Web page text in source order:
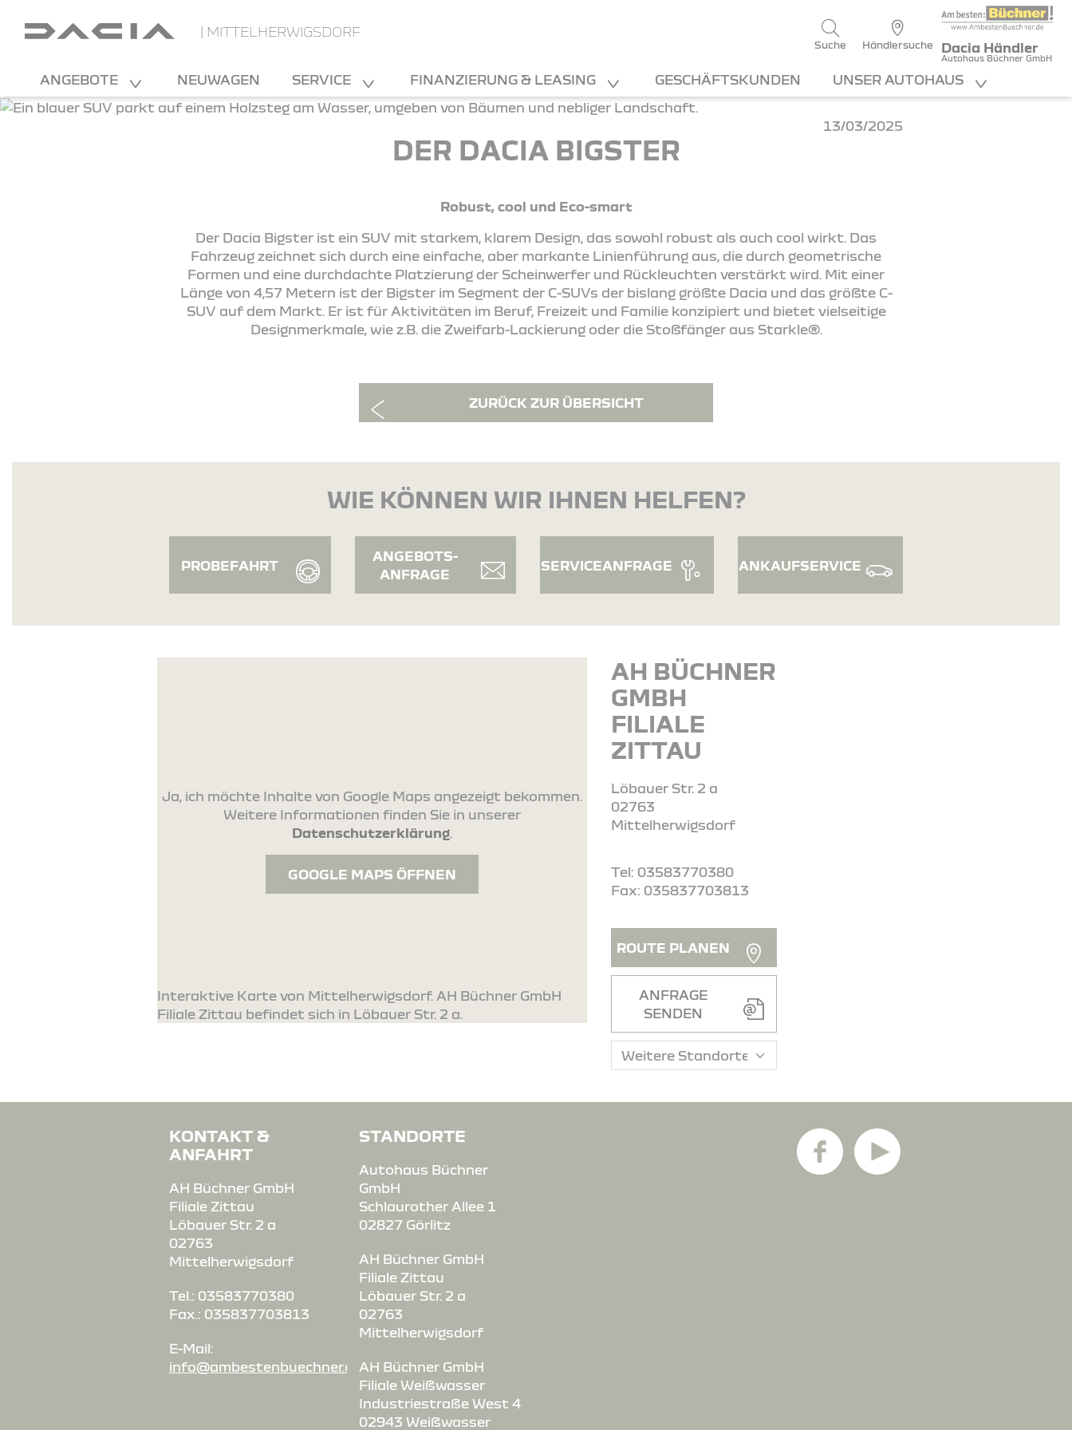
| MITTELHERWIGSDORF
Suche Händlersuche Dacia Händler
Autohaus Büchner GmbH
ANGEBOTE NEUWAGEN SERVICE FINANZIERUNG & LEASING GESCHÄFTSKUNDEN UNSER AUTOHAUS
13/03/2025
DER DACIA BIGSTER
Robust, cool und Eco-smart
Der Dacia Bigster ist ein SUV mit starkem, klarem Design, das sowohl robust als auch cool wirkt. Das
Fahrzeug zeichnet sich durch eine einfache, aber markante Linienführung aus, die durch geometrische
Formen und eine durchdachte Platzierung der Scheinwerfer und Rückleuchten verstärkt wird. Mit einer
Länge von 4,57 Metern ist der Bigster im Segment der C-SUVs der bislang größte Dacia und das größte C-
SUV auf dem Markt. Er ist für Aktivitäten im Beruf, Freizeit und Familie konzipiert und bietet vielseitige
Designmerkmale, wie z.B. die Zweifarb-Lackierung oder die Stoßfänger aus Starkle®.
ZURÜCK ZUR ÜBERSICHT
WIE KÖNNEN WIR IHNEN HELFEN?
PROBEFAHRT
ANGEBOTS-
ANFRAGE
SERVICEANFRAGE ANKAUFSERVICE
Ja, ich möchte Inhalte von Google Maps angezeigt bekommen.
Weitere Informationen finden Sie in unserer
Datenschutzerklärung.
GOOGLE MAPS ÖFFNEN
Interaktive Karte von Mittelherwigsdorf. AH Büchner GmbH
Filiale Zittau befindet sich in Löbauer Str. 2 a.
AH BÜCHNER
GMBH
FILIALE
ZITTAU
Löbauer Str. 2 a
02763
Mittelherwigsdorf
Tel: 03583770380
Fax: 035837703813
ROUTE PLANEN
ANFRAGE
SENDEN
KONTAKT &
ANFAHRT
AH Büchner GmbH
Filiale Zittau
Löbauer Str. 2 a
02763
Mittelherwigsdorf
Tel.: 03583770380
Fax.: 035837703813
E-Mail:
info@ambestenbuechner.de
STANDORTE
Autohaus Büchner
GmbH
Schlaurother Allee 1
02827 Görlitz
AH Büchner GmbH
Filiale Zittau
Löbauer Str. 2 a
02763
Mittelherwigsdorf
AH Büchner GmbH
Filiale Weißwasser
Industriestraße West 4
02943 Weißwasser